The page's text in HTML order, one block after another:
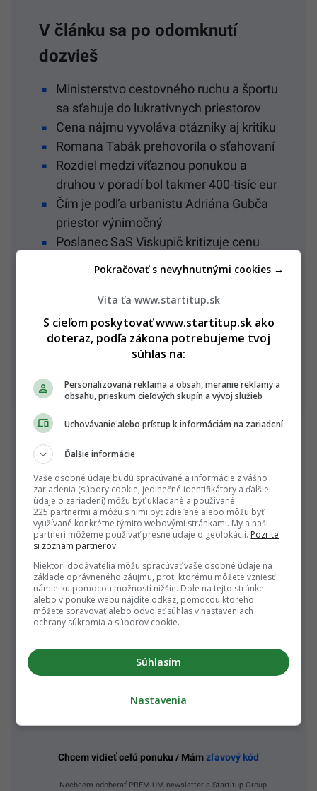
V článku sa po odomknutí
dozvieš
Ministerstvo cestovného ruchu a športu
sa sťahuje do lukratívnych priestorov
Cena nájmu vyvoláva otázniky aj kritiku
Romana Tabák prehovorila o sťahovaní
Rozdiel medzi víťaznou ponukou a
druhou v poradí bol takmer 400-tisíc eur
Čím je podľa urbanistu Adriána Gubča
priestor výnimočný
Poslanec SaS Viskupič kritizuje cenu
Články bez reklám
Neobmedzený prístup k viac ako
75 000 článkom
Máš účet?
Staň sa členom
Startitup PREMIUM
Predplatné môžeš zrušiť kedykoľvek.
LOVESTREAM Mesačné predplatné Startitup
PREMIUM 3,99€ 5,99€
cena platí pre prvý mesiac, potom 5,99 € mesačne
Všetky mesačné predplatné
Mesačné predplatné Multiweb PREMIUM 7,99€
Ročné predplatné Multiweb PREMIUM 65€
Chcem vidieť celú ponuku / Mámzľavový kód
Nechcem odoberať PREMIUM newsletter a Startitup Group
Víta ťa www.startitup.sk
S cieľom poskytovať www.startitup.sk ako
doteraz, podľa zákona potrebujeme tvoj
súhlas na:
Personalizovaná reklama a obsah, meranie reklamy a
obsahu, prieskum cieľových skupín a vývoj služieb
Uchovávanie alebo prístup k informáciám na zariadení
Ďalšie informácie
Vaše osobné údaje budú spracúvané a informácie z vášho
zariadenia (súbory cookie, jedinečné identifikátory a ďalšie
údaje o zariadení) môžu byť ukladané a používané
225 partnermi a môžu s nimi byť zdieľané alebo môžu byť
využívané konkrétne týmito webovými stránkami. My a naši
partneri môžeme používať presné údaje o geolokácii. Pozrite
si zoznam partnerov.
Niektorí dodávatelia môžu spracúvať vaše osobné údaje na
základe oprávneného záujmu, proti ktorému môžete vzniesť
námietku pomocou možností nižšie. Dole na tejto stránke
alebo v ponuke webu nájdite odkaz, pomocou ktorého
môžete spravovať alebo odvolať súhlas v nastaveniach
ochrany súkromia a súborov cookie.
Súhlasím
Pokračovať s nevyhnutnými cookies →
Nastavenia